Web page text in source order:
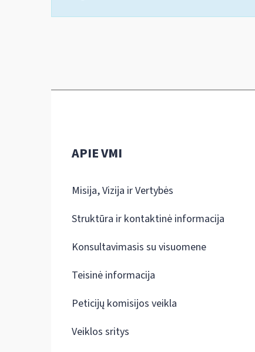
APIE VMI
Misija, Vizija ir Vertybės
Struktūra ir kontaktinė informacija
Konsultavimasis su visuomene
Teisinė informacija
Peticijų komisijos veikla
Veiklos sritys